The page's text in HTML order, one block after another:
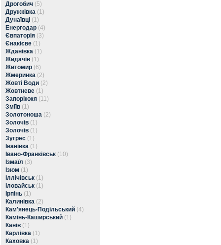
Дрогобич (5)
Дружківка (1)
Дунаївці (1)
Енергодар (4)
Євпаторія (3)
Єнакієве (1)
Жданівка (1)
Жидачів (1)
Житомир (6)
Жмеринка (2)
Жовті Води (2)
Жовтневе (1)
Запоріжжя (11)
Зміїв (1)
Золотоноша (2)
Золочів (1)
Золочів (1)
Зугрес (1)
Іванівка (1)
Івано-Франківськ (10)
Ізмаїл (3)
Ізюм (1)
Іллічівськ (1)
Іловайськ (1)
Ірпінь (1)
Калинівка (2)
Кам'янець-Подільський (4)
Камінь-Каширський (1)
Канів (1)
Карлівка (1)
Каховка (1)